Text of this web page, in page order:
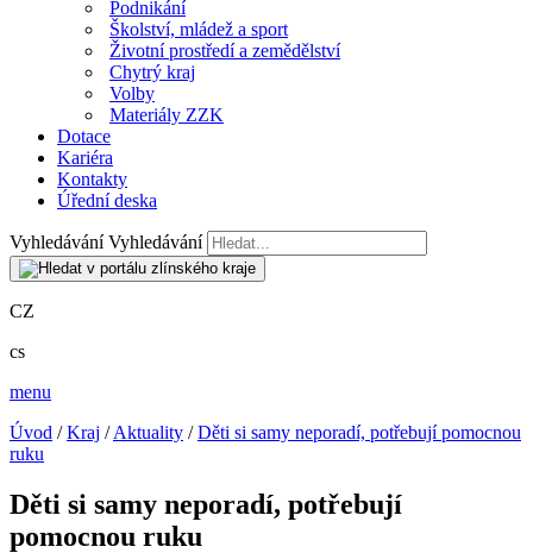
Podnikání
Školství, mládež a sport
Životní prostředí a zemědělství
Chytrý kraj
Volby
Materiály ZZK
Dotace
Kariéra
Kontakty
Úřední deska
Vyhledávání Vyhledávání
CZ
cs
menu
Úvod /Kraj /Aktuality /Děti si samy neporadí, potřebují pomocnou
ruku
Děti si samy neporadí, potřebují
pomocnou ruku